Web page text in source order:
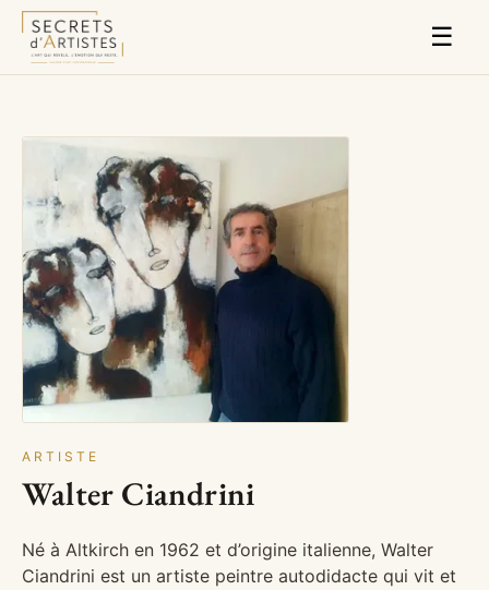
☰
ARTISTE
Walter Ciandrini
Né à Altkirch en 1962 et d’origine italienne, Walter
Ciandrini est un artiste peintre autodidacte qui vit et